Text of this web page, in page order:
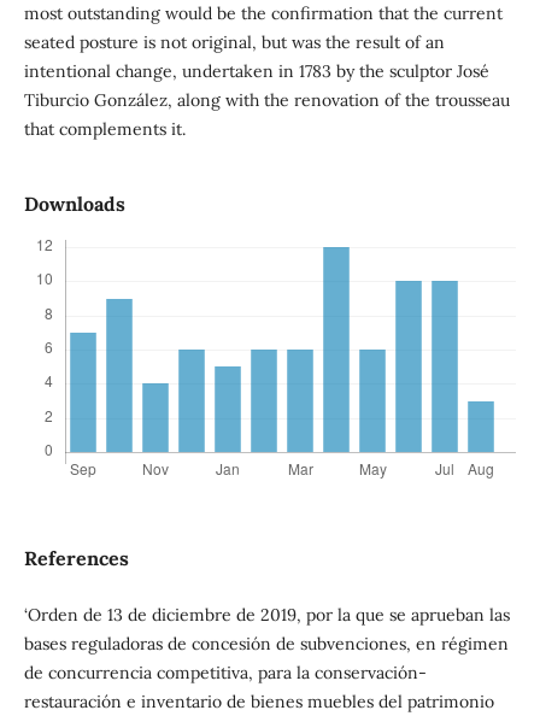
most outstanding would be the confirmation that the current
seated posture is not original, but was the result of an
intentional change, undertaken in 1783 by the sculptor José
Tiburcio González, along with the renovation of the trousseau
that complements it.
Downloads
References
‘Orden de 13 de diciembre de 2019, por la que se aprueban las
bases reguladoras de concesión de subvenciones, en régimen
de concurrencia competitiva, para la conservación-
restauración e inventario de bienes muebles del patrimonio